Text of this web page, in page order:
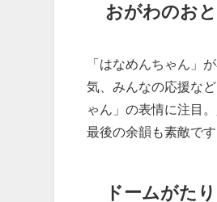
おがわのお
「はなめんちゃん」
気、みんなの応援な
ゃん」の表情に注目
最後の余韻も素敵で
ドームがたり